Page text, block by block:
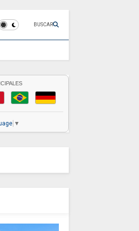
BUSCAR
▼